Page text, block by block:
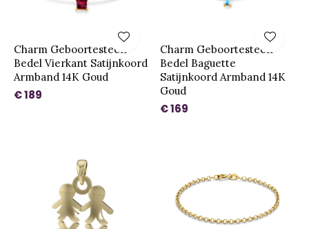
Charm Geboortesteen
Bedel Vierkant Satijnkoord
Armband 14K Goud
€ 189
Charm Geboortesteen
Bedel Baguette
Satijnkoord Armband 14K
Goud
€ 169